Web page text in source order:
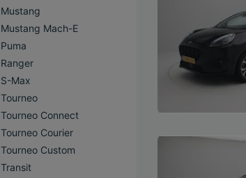
Mustang
Mustang Mach-E
Puma
Ranger
S-Max
Tourneo
Tourneo Connect
Tourneo Courier
Tourneo Custom
Transit